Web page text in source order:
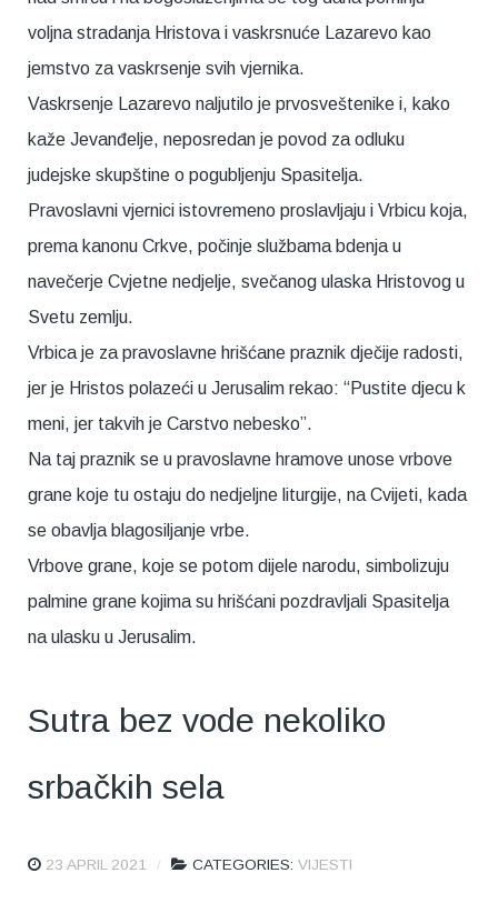
voljna stradanja Hristova i vaskrsnuće Lazarevo kao
jemstvo za vaskrsenje svih vjernika.
Vaskrsenje Lazarevo naljutilo je prvosveštenike i, kako
kaže Jevanđelje, neposredan je povod za odluku
judejske skupštine o pogubljenju Spasitelja.
Pravoslavni vjernici istovremeno proslavljaju i Vrbicu koja,
prema kanonu Crkve, počinje službama bdenja u
navečerje Cvjetne nedjelje, svečanog ulaska Hristovog u
Svetu zemlju.
Vrbica je za pravoslavne hrišćane praznik dječije radosti,
jer je Hristos polazeći u Jerusalim rekao: “Pustite djecu k
meni, jer takvih je Carstvo nebesko”.
Na taj praznik se u pravoslavne hramove unose vrbove
grane koje tu ostaju do nedjeljne liturgije, na Cvijeti, kada
se obavlja blagosiljanje vrbe.
Vrbove grane, koje se potom dijele narodu, simbolizuju
palmine grane kojima su hrišćani pozdravljali Spasitelja
na ulasku u Jerusalim.
Sutra bez vode nekoliko
srbačkih sela
23 APRIL 2021 CATEGORIES: VIJESTI